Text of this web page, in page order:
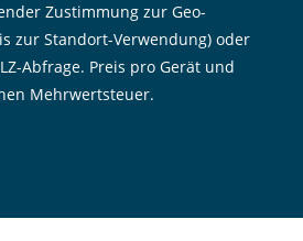
Zustimmung zur Geo-
zur Standort-Verwendung) oder
Abfrage. Preis pro Gerät und
Mehrwertsteuer.